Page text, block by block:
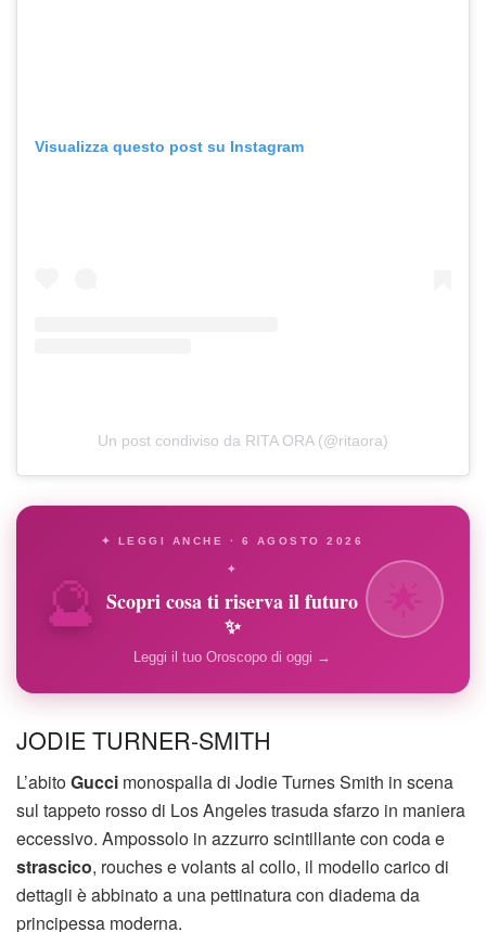
Visualizza questo post su Instagram
Un post condiviso da RITA ORA (@ritaora)
🔮
✦ LEGGI ANCHE · 6 AGOSTO 2026
✦
Scopri cosa ti riserva il futuro
✨
Leggi il tuo Oroscopo di oggi →
JODIE TURNER-SMITH
L’abitoGucci monospalla di Jodie Turnes Smith in scena
sul tappeto rosso di Los Angeles trasuda sfarzo in maniera
eccessivo. Ampossolo in azzurro scintillante con coda e
strascico, rouches e volants al collo, il modello carico di
dettagli è abbinato a una pettinatura con diadema da
principessa moderna.